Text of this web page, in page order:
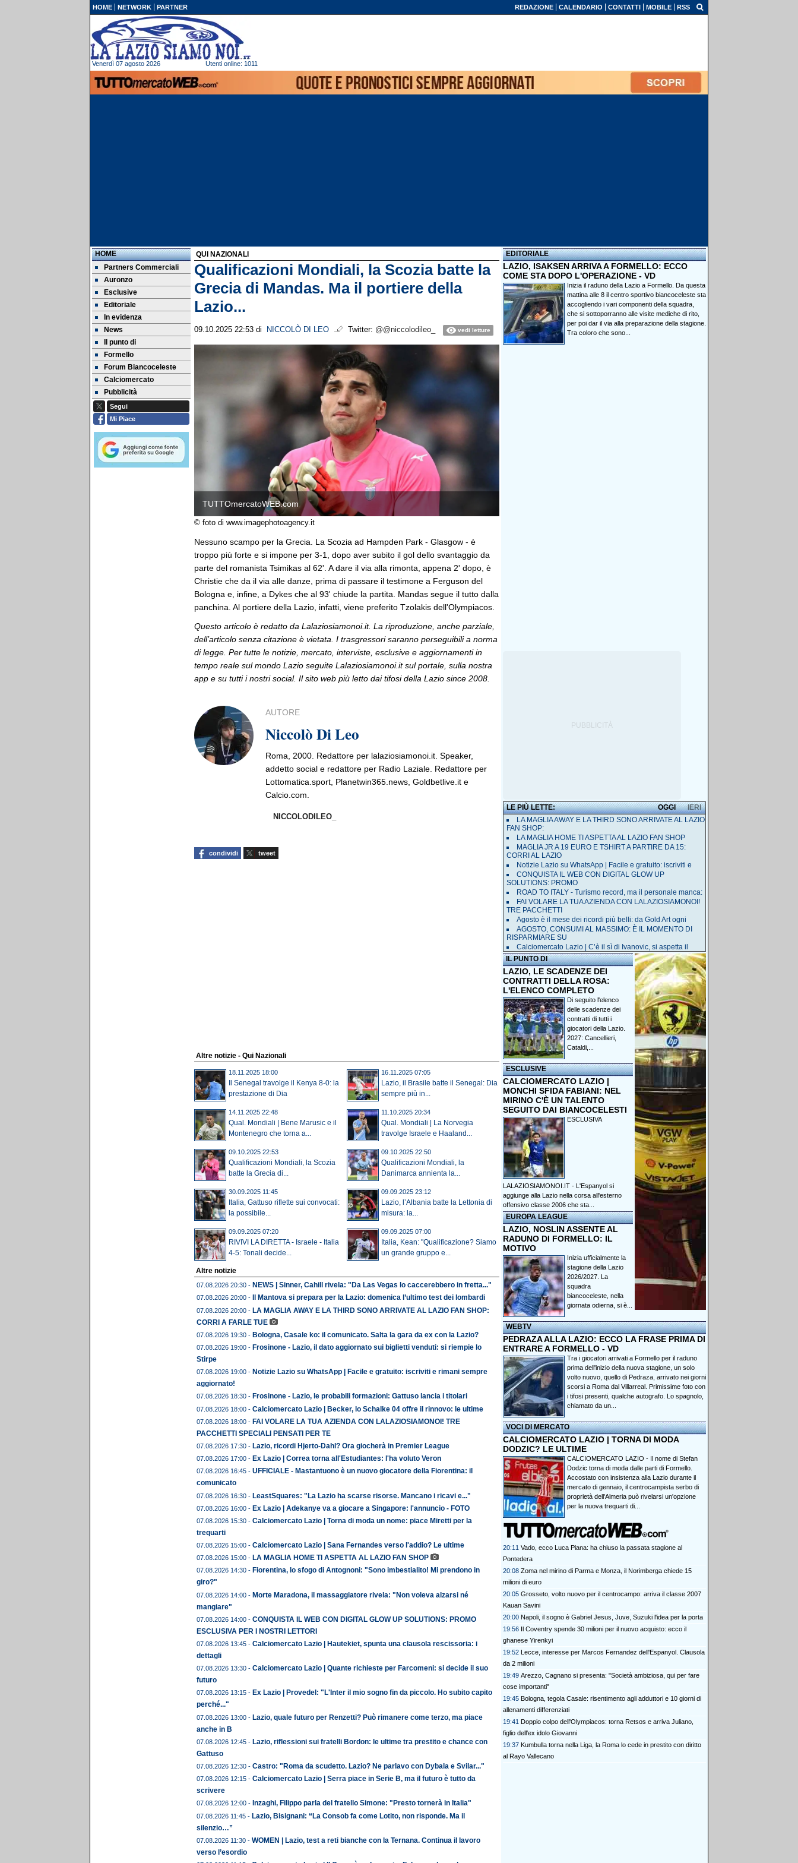
HOME NETWORK PARTNER REDAZIONE CALENDARIO CONTATTI MOBILE RSS
Venerdì 07 agosto 2026 Utenti online: 1011
HOME
Partners Commerciali
Auronzo
Esclusive
Editoriale
In evidenza
News
Il punto di
Formello
Forum Biancoceleste
Calciomercato
Pubblicità
Segui
Mi Piace
QUI NAZIONALI
Qualificazioni Mondiali, la Scozia batte la
Grecia di Mandas. Ma il portiere della
Lazio...
09.10.2025 22:53 di NICCOLÒ DI LEO Twitter: @@niccolodileo_ vedi letture
TUTTOmercatoWEB.com
© foto di www.imagephotoagency.it
Nessuno scampo per la Grecia. La Scozia ad Hampden Park - Glasgow - è
troppo più forte e si impone per 3-1, dopo aver subito il gol dello svantaggio da
parte del romanista Tsimikas al 62'. A dare il via alla rimonta, appena 2' dopo, è
Christie che da il via alle danze, prima di passare il testimone a Ferguson del
Bologna e, infine, a Dykes che al 93' chiude la partita. Mandas segue il tutto dalla
panchina. Al portiere della Lazio, infatti, viene preferito Tzolakis dell'Olympiacos.
Questo articolo è redatto da Lalaziosiamonoi.it. La riproduzione, anche parziale,
dell’articolo senza citazione è vietata. I trasgressori saranno perseguibili a norma
di legge. Per tutte le notizie, mercato, interviste, esclusive e aggiornamenti in
tempo reale sul mondo Lazio seguite Lalaziosiamonoi.it sul portale, sulla nostra
app e su tutti i nostri social. Il sito web più letto dai tifosi della Lazio since 2008.
AUTORE
Niccolò Di Leo
Roma, 2000. Redattore per lalaziosiamonoi.it. Speaker,
addetto social e redattore per Radio Laziale. Redattore per
Lottomatica.sport, Planetwin365.news, Goldbetlive.it e
Calcio.com.
NICCOLODILEO_
condividi tweet
Altre notizie - Qui Nazionali
18.11.2025 18:00
Il Senegal travolge il Kenya 8-0: la
prestazione di Dia
16.11.2025 07:05
Lazio, il Brasile batte il Senegal: Dia
sempre più in...
14.11.2025 22:48
Qual. Mondiali | Bene Marusic e il
Montenegro che torna a...
11.10.2025 20:34
Qual. Mondiali | La Norvegia
travolge Israele e Haaland...
09.10.2025 22:53
Qualificazioni Mondiali, la Scozia
batte la Grecia di...
09.10.2025 22:50
Qualificazioni Mondiali, la
Danimarca annienta la...
30.09.2025 11:45
Italia, Gattuso riflette sui convocati:
la possibile...
09.09.2025 23:12
Lazio, l’Albania batte la Lettonia di
misura: la...
09.09.2025 07:20
RIVIVI LA DIRETTA - Israele - Italia
4-5: Tonali decide...
09.09.2025 07:00
Italia, Kean: "Qualificazione? Siamo
un grande gruppo e...
Altre notizie
07.08.2026 20:30 - NEWS | Sinner, Cahill rivela: "Da Las Vegas lo caccerebbero in fretta..."
07.08.2026 20:00 - Il Mantova si prepara per la Lazio: domenica l’ultimo test dei lombardi
07.08.2026 20:00 - LA MAGLIA AWAY E LA THIRD SONO ARRIVATE AL LAZIO FAN SHOP:
CORRI A FARLE TUE
07.08.2026 19:30 - Bologna, Casale ko: il comunicato. Salta la gara da ex con la Lazio?
07.08.2026 19:00 - Frosinone - Lazio, il dato aggiornato sui biglietti venduti: si riempie lo
Stirpe
07.08.2026 19:00 - Notizie Lazio su WhatsApp | Facile e gratuito: iscriviti e rimani sempre
aggiornato!
07.08.2026 18:30 - Frosinone - Lazio, le probabili formazioni: Gattuso lancia i titolari
07.08.2026 18:00 - Calciomercato Lazio | Becker, lo Schalke 04 offre il rinnovo: le ultime
07.08.2026 18:00 - FAI VOLARE LA TUA AZIENDA CON LALAZIOSIAMONOI! TRE
PACCHETTI SPECIALI PENSATI PER TE
07.08.2026 17:30 - Lazio, ricordi Hjerto-Dahl? Ora giocherà in Premier League
07.08.2026 17:00 - Ex Lazio | Correa torna all'Estudiantes: l'ha voluto Veron
07.08.2026 16:45 - UFFICIALE - Mastantuono è un nuovo giocatore della Fiorentina: il
comunicato
07.08.2026 16:30 - LeastSquares: "La Lazio ha scarse risorse. Mancano i ricavi e..."
07.08.2026 16:00 - Ex Lazio | Adekanye va a giocare a Singapore: l'annuncio - FOTO
07.08.2026 15:30 - Calciomercato Lazio | Torna di moda un nome: piace Miretti per la
trequarti
07.08.2026 15:00 - Calciomercato Lazio | Sana Fernandes verso l'addio? Le ultime
07.08.2026 15:00 - LA MAGLIA HOME TI ASPETTA AL LAZIO FAN SHOP
07.08.2026 14:30 - Fiorentina, lo sfogo di Antognoni: "Sono imbestialito! Mi prendono in
giro?"
07.08.2026 14:00 - Morte Maradona, il massaggiatore rivela: "Non voleva alzarsi né
mangiare"
07.08.2026 14:00 - CONQUISTA IL WEB CON DIGITAL GLOW UP SOLUTIONS: PROMO
ESCLUSIVA PER I NOSTRI LETTORI
07.08.2026 13:45 - Calciomercato Lazio | Hautekiet, spunta una clausola rescissoria: i
dettagli
07.08.2026 13:30 - Calciomercato Lazio | Quante richieste per Farcomeni: si decide il suo
futuro
07.08.2026 13:15 - Ex Lazio | Provedel: "L'Inter il mio sogno fin da piccolo. Ho subito capito
perché..."
07.08.2026 13:00 - Lazio, quale futuro per Renzetti? Può rimanere come terzo, ma piace
anche in B
07.08.2026 12:45 - Lazio, riflessioni sui fratelli Bordon: le ultime tra prestito e chance con
Gattuso
07.08.2026 12:30 - Castro: "Roma da scudetto. Lazio? Ne parlavo con Dybala e Svilar..."
07.08.2026 12:15 - Calciomercato Lazio | Serra piace in Serie B, ma il futuro è tutto da
scrivere
07.08.2026 12:00 - Inzaghi, Filippo parla del fratello Simone: "Presto tornerà in Italia"
07.08.2026 11:45 - Lazio, Bisignani: “La Consob fa come Lotito, non risponde. Ma il
silenzio…”
07.08.2026 11:30 - WOMEN | Lazio, test a reti bianche con la Ternana. Continua il lavoro
verso l’esordio
EDITORIALE
LAZIO, ISAKSEN ARRIVA A FORMELLO: ECCO
COME STA DOPO L'OPERAZIONE - VD
Inizia il raduno della Lazio a Formello. Da questa
mattina alle 8 il centro sportivo biancoceleste sta
accogliendo i vari componenti della squadra,
che si sottoporranno alle visite mediche di rito,
per poi dar il via alla preparazione della stagione.
Tra coloro che sono...
LE PIÙ LETTE: IERI
OGGI
LA MAGLIA AWAY E LA THIRD SONO ARRIVATE AL LAZIO
FAN SHOP:
LA MAGLIA HOME TI ASPETTA AL LAZIO FAN SHOP
MAGLIA JR A 19 EURO E TSHIRT A PARTIRE DA 15:
CORRI AL LAZIO
Notizie Lazio su WhatsApp | Facile e gratuito: iscriviti e
CONQUISTA IL WEB CON DIGITAL GLOW UP
SOLUTIONS: PROMO
ROAD TO ITALY - Turismo record, ma il personale manca:
FAI VOLARE LA TUA AZIENDA CON LALAZIOSIAMONOI!
TRE PACCHETTI
Agosto è il mese dei ricordi più belli: da Gold Art ogni
AGOSTO, CONSUMI AL MASSIMO: È IL MOMENTO DI
RISPARMIARE SU
Calciomercato Lazio | C’è il sì di Ivanovic, si aspetta il
IL PUNTO DI
LAZIO, LE SCADENZE DEI
CONTRATTI DELLA ROSA:
L'ELENCO COMPLETO
Di seguito l'elenco
delle scadenze dei
contratti di tutti i
giocatori della Lazio.
2027: Cancellieri,
Cataldi,...
ESCLUSIVE
CALCIOMERCATO LAZIO |
MONCHI SFIDA FABIANI: NEL
MIRINO C'È UN TALENTO
SEGUITO DAI BIANCOCELESTI
ESCLUSIVA
LALAZIOSIAMONOI.IT - L'Espanyol si
aggiunge alla Lazio nella corsa all'esterno
offensivo classe 2006 che sta...
EUROPA LEAGUE
LAZIO, NOSLIN ASSENTE AL
RADUNO DI FORMELLO: IL
MOTIVO
Inizia ufficialmente la
stagione della Lazio
2026/2027. La
squadra
biancoceleste, nella
giornata odierna, si è...
WEBTV
PEDRAZA ALLA LAZIO: ECCO LA FRASE PRIMA DI
ENTRARE A FORMELLO - VD
Tra i giocatori arrivati a Formello per il raduno
prima dell'inizio della nuova stagione, un solo
volto nuovo, quello di Pedraza, arrivato nei giorni
scorsi a Roma dal Villarreal. Primissime foto con
i tifosi presenti, qualche autografo. Lo spagnolo,
chiamato da un...
VOCI DI MERCATO
CALCIOMERCATO LAZIO | TORNA DI MODA
DODZIC? LE ULTIME
CALCIOMERCATO LAZIO - Il nome di Stefan
Dodzic torna di moda dalle parti di Formello.
Accostato con insistenza alla Lazio durante il
mercato di gennaio, il centrocampista serbo di
proprietà dell'Almeria può rivelarsi un'opzione
per la nuova trequarti di...
20:11 Vado, ecco Luca Piana: ha chiuso la passata stagione al
Pontedera
20:08 Zoma nel mirino di Parma e Monza, il Norimberga chiede 15
milioni di euro
20:05 Grosseto, volto nuovo per il centrocampo: arriva il classe 2007
Kauan Savini
20:00 Napoli, il sogno è Gabriel Jesus, Juve, Suzuki l'idea per la porta
19:56 Il Coventry spende 30 milioni per il nuovo acquisto: ecco il
ghanese Yirenkyi
19:52 Lecce, interesse per Marcos Fernandez dell'Espanyol. Clausola
da 2 milioni
19:49 Arezzo, Cagnano si presenta: "Società ambiziosa, qui per fare
cose importanti"
19:45 Bologna, tegola Casale: risentimento agli adduttori e 10 giorni di
allenamenti differenziati
19:41 Doppio colpo dell'Olympiacos: torna Retsos e arriva Juliano,
figlio dell'ex idolo Giovanni
19:37 Kumbulla torna nella Liga, la Roma lo cede in prestito con diritto
al Rayo Vallecano